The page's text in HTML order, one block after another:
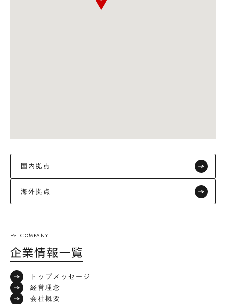
国内拠点
海外拠点
企業情報一覧
トップメッセージ
経営理念
会社概要